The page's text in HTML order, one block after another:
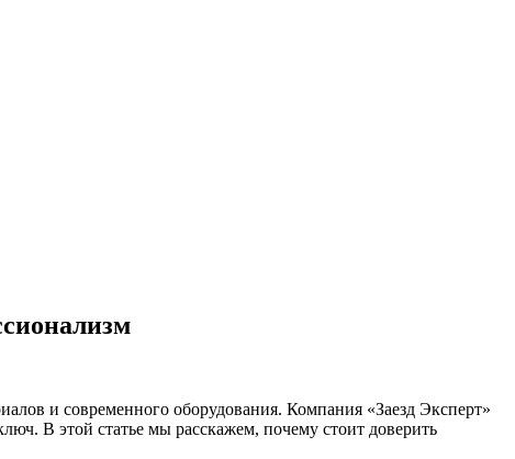
и современного оборудования. Компания «Заезд Эксперт»
В этой статье мы расскажем, почему стоит доверить